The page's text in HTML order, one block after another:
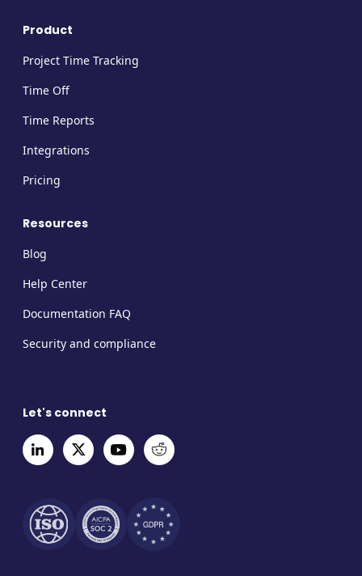
Product
Project Time Tracking
Time Off
Time Reports
Integrations
Pricing
Resources
Blog
Help Center
Documentation FAQ
Security and compliance
Let's connect